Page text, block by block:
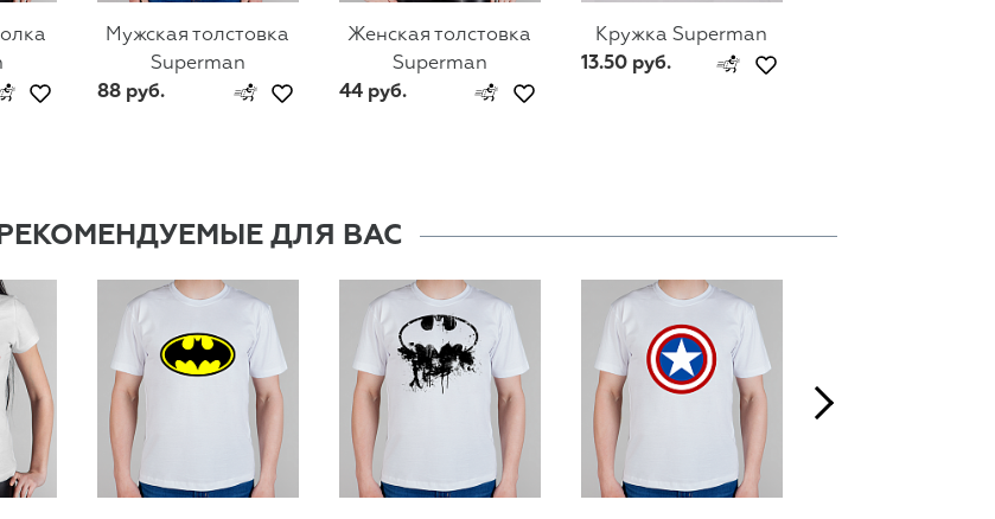
Мужская толстовка
Superman
88 руб.
Женская толстовка
Superman
44 руб.
Кружка Superman
13.50 руб.
РЕКОМЕНДУЕМЫЕ ДЛЯ ВАС